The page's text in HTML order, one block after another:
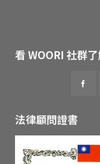
看 WOORI 社群
法律顧問證書